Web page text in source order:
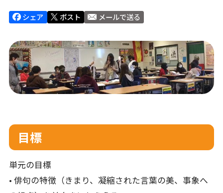
シェア ポスト メールで送る
目標
単元の目標
• 俳句の特徴（きまり、凝縮された言葉の美、事象へ